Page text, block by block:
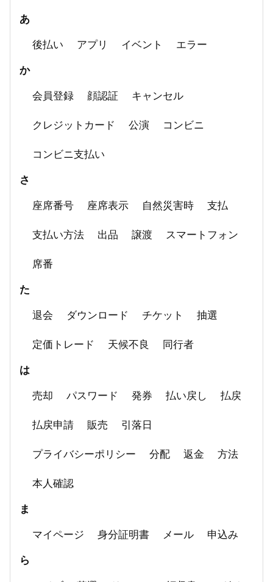
あ
後払い アプリ イベント エラー
か
会員登録 顔認証 キャンセル
クレジットカード 公演 コンビニ
コンビニ支払い
さ
座席番号 座席表示 自然災害時 支払
支払い方法 出品 譲渡 スマートフォン
席番
た
退会 ダウンロード チケット 抽選
定価トレード 天候不良 同行者
は
売却 パスワード 発券 払い戻し 払戻
払戻申請 販売 引落日
プライバシーポリシー 分配 返金 方法
本人確認
ま
マイページ 身分証明書 メール 申込み
ら